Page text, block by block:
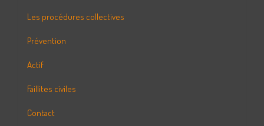
Les procédures collectives
Prévention
Actif
Faillites civiles
Contact